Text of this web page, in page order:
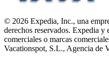
© 2026 Expedia, Inc., una
derechos reservados. Expedia
comerciales o marcas
Vacationspot, S.L., Agencia de